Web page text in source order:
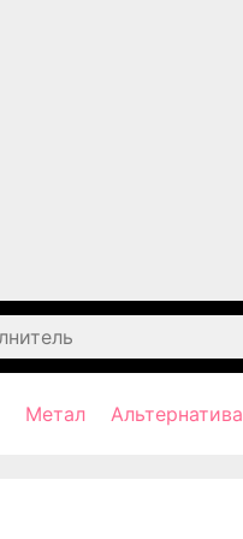
Метал Альтернатива